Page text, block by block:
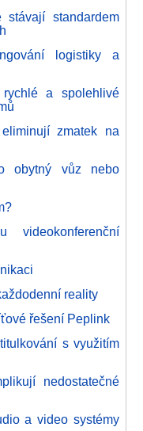
standardem
logistiky a
a spolehlivé
zmatek na
obytný vůz nebo
reality
řešení Peplink
s využitím
nedostatečné
a video systémy